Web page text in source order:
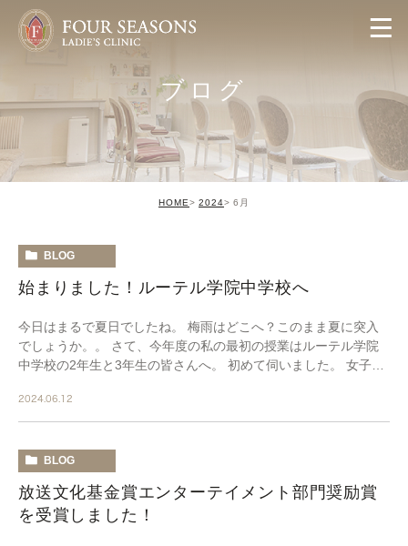
ブログ
HOME 2024 6月
BLOG
始まりました！ルーテル学院中学校へ
今日はまるで夏日でしたね。 梅雨はどこへ？このまま夏に突入
でしょうか。。 さて、今年度の私の最初の授業はルーテル学院
中学校の2年生と3年生の皆さんへ。 初めて伺いました。 女子生
2024.06.12
BLOG
放送文化基金賞エンターテイメント部門奨励賞
を受賞しました！